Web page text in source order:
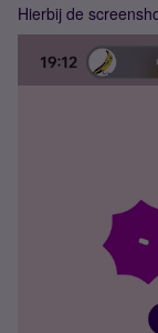
Hierbij de